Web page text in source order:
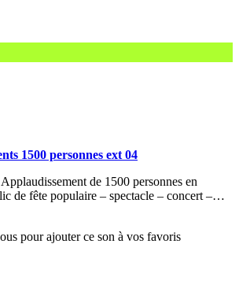
1500 personnes ext 04
de 1500 personnes en
de fête populaire – spectacle – concert –…